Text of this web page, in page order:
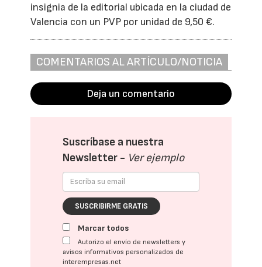
insignia de la editorial ubicada en la ciudad de
Valencia con un PVP por unidad de 9,50 €.
COMENTARIOS AL ARTÍCULO/NOTICIA
Deja un comentario
Suscríbase a nuestra
Newsletter - Ver ejemplo
SUSCRIBIRME GRATIS
Marcar todos
Autorizo el envío de newsletters y
avisos informativos personalizados de
interempresas.net